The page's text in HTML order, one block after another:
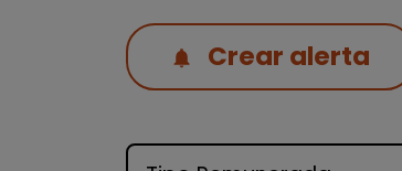
Crear alerta
Tipo de oferta